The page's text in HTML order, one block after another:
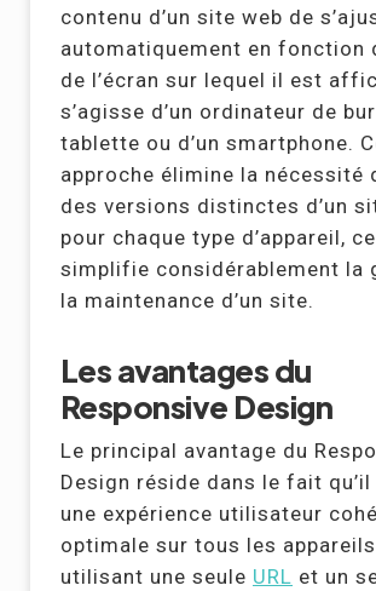
contenu d’un site web de
automatiquement en fonction
de l’écran sur lequel il est
s’agisse d’un ordinateur de
tablette ou d’un smartphone.
approche élimine la nécessité
des versions distinctes d’un
pour chaque type d’appareil,
simplifie considérablement la
la maintenance d’un site.
Les avantages du
Responsive Design
Le principal avantage du
Design réside dans le fait
une expérience utilisateur
optimale sur tous les
utilisant une seule URL et un